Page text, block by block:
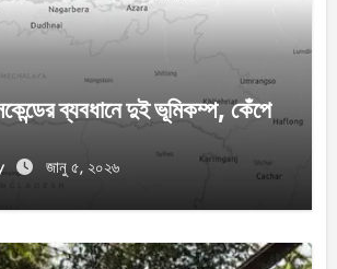
ব্যবধানে দুই ভূমিকম্প, কেঁপে
জানু ৫, ২০২৬